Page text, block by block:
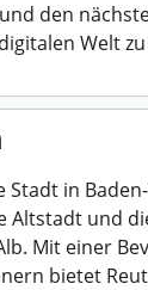
den
Welt
Stadt in
Altstadt und
Mit einer
bietet